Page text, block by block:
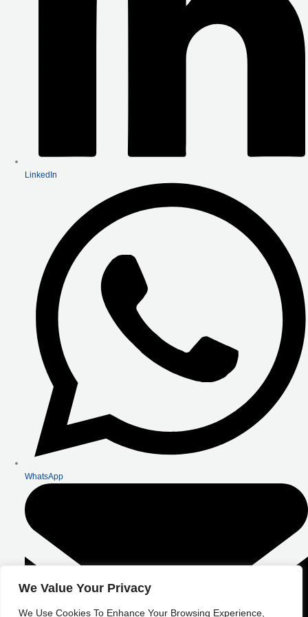
We Value Your Privacy
We Use Cookies To Enhance Your Browsing Experience,
LinkedIn
WhatsApp